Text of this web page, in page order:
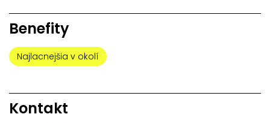
Benefity
Najlacnejšia v okolí
Kontakt